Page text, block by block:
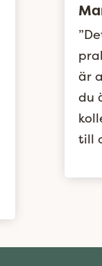
är
du
till